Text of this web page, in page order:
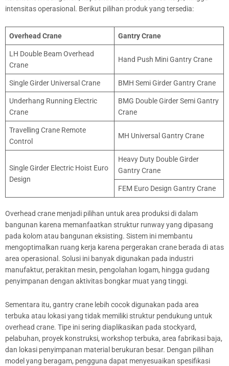
intensitas operasional. Berikut pilihan produk yang tersedia:
Overhead Crane Gantry Crane
LH Double Beam Overhead
Crane
Hand Push Mini Gantry Crane
Single Girder Universal Crane BMH Semi Girder Gantry Crane
Underhang Running Electric
Crane
BMG Double Girder Semi Gantry
Crane
Travelling Crane Remote
Control
MH Universal Gantry Crane
Single Girder Electric Hoist Euro
Design
Heavy Duty Double Girder
Gantry Crane
FEM Euro Design Gantry Crane
Overhead crane menjadi pilihan untuk area produksi di dalam
bangunan karena memanfaatkan struktur runway yang dipasang
pada kolom atau bangunan eksisting. Sistem ini membantu
mengoptimalkan ruang kerja karena pergerakan crane berada di atas
area operasional. Solusi ini banyak digunakan pada industri
manufaktur, perakitan mesin, pengolahan logam, hingga gudang
penyimpanan dengan aktivitas bongkar muat yang tinggi.
Sementara itu, gantry crane lebih cocok digunakan pada area
terbuka atau lokasi yang tidak memiliki struktur pendukung untuk
overhead crane. Tipe ini sering diaplikasikan pada stockyard,
pelabuhan, proyek konstruksi, workshop terbuka, area fabrikasi baja,
dan lokasi penyimpanan material berukuran besar. Dengan pilihan
model yang beragam, pengguna dapat menyesuaikan spesifikasi